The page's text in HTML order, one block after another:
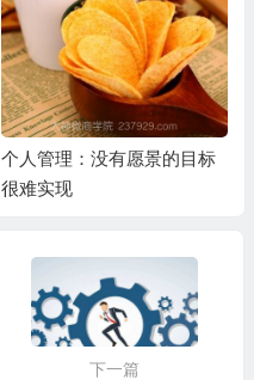
个人管理：没有愿景的目标
很难实现
下一篇